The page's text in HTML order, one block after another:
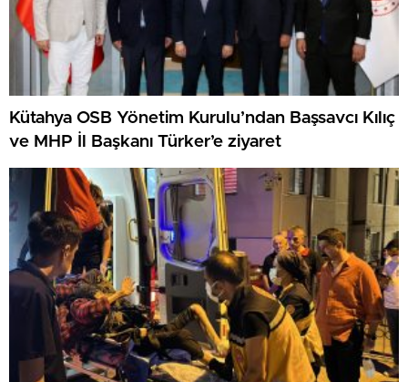
Kütahya OSB Yönetim Kurulu’ndan Başsavcı Kılıç
ve MHP İl Başkanı Türker’e ziyaret